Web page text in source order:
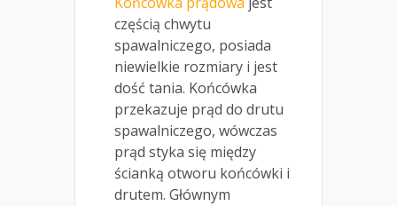
częścią chwytu
spawalniczego, posiada
niewielkie rozmiary i jest
dość tania. Końcówka
przekazuje prąd do drutu
spawalniczego, wówczas
prąd styka się między
ścianką otworu końcówki i
drutem. Głównym